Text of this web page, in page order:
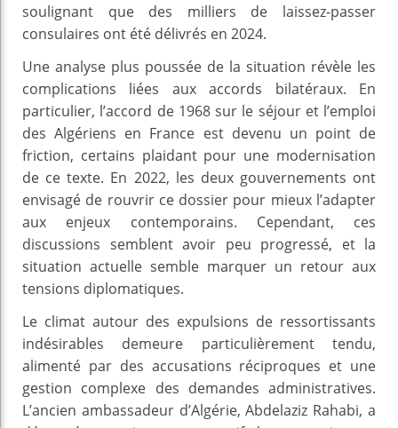
soulignant que des milliers de laissez-passer
consulaires ont été délivrés en 2024.
Une analyse plus poussée de la situation révèle les
complications liées aux accords bilatéraux. En
particulier, l’accord de 1968 sur le séjour et l’emploi
des Algériens en France est devenu un point de
friction, certains plaidant pour une modernisation
de ce texte. En 2022, les deux gouvernements ont
envisagé de rouvrir ce dossier pour mieux l’adapter
aux enjeux contemporains. Cependant, ces
discussions semblent avoir peu progressé, et la
situation actuelle semble marquer un retour aux
tensions diplomatiques.
Le climat autour des expulsions de ressortissants
indésirables demeure particulièrement tendu,
alimenté par des accusations réciproques et une
gestion complexe des demandes administratives.
L’ancien ambassadeur d’Algérie, Abdelaziz Rahabi, a